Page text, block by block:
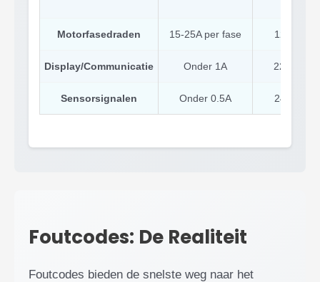
Motorfasedraden 15-25A per fase 12-14
Display/Communicatie Onder 1A 22-24
Sensorsignalen Onder 0.5A 24-26
Foutcodes: De Realiteit
Foutcodes bieden de snelste weg naar het